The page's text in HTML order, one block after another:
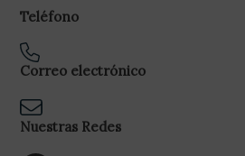
Teléfono
Correo electrónico
Nuestras Redes